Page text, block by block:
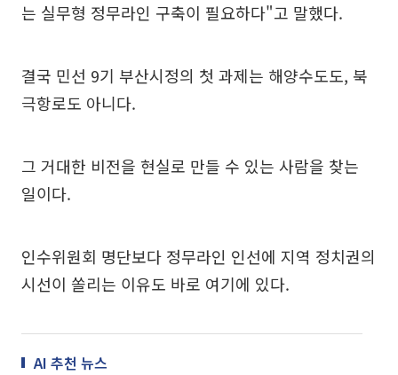
는 실무형 정무라인 구축이 필요하다"고 말했다.
결국 민선 9기 부산시정의 첫 과제는 해양수도도, 북
극항로도 아니다.
그 거대한 비전을 현실로 만들 수 있는 사람을 찾는
일이다.
인수위원회 명단보다 정무라인 인선에 지역 정치권의
시선이 쏠리는 이유도 바로 여기에 있다.
AI 추천 뉴스